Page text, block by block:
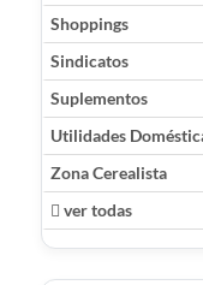
Shoppings
Sindicatos
Suplementos
Utilidades
Zona Cerealista
ver todas